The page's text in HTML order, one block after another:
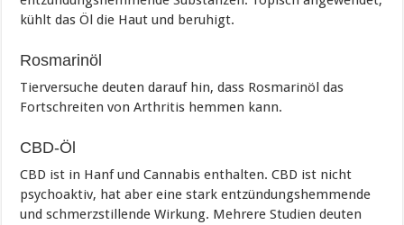
kühlt das Öl die Haut und beruhigt.
Rosmarinöl
Tierversuche deuten darauf hin, dass Rosmarinöl das
Fortschreiten von Arthritis hemmen kann.
CBD-Öl
CBD ist in Hanf und Cannabis enthalten. CBD ist nicht
psychoaktiv, hat aber eine stark entzündungshemmende
und schmerzstillende Wirkung. Mehrere Studien deuten